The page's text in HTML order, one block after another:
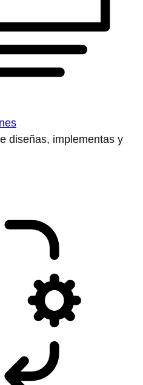
diseñas, implementas y